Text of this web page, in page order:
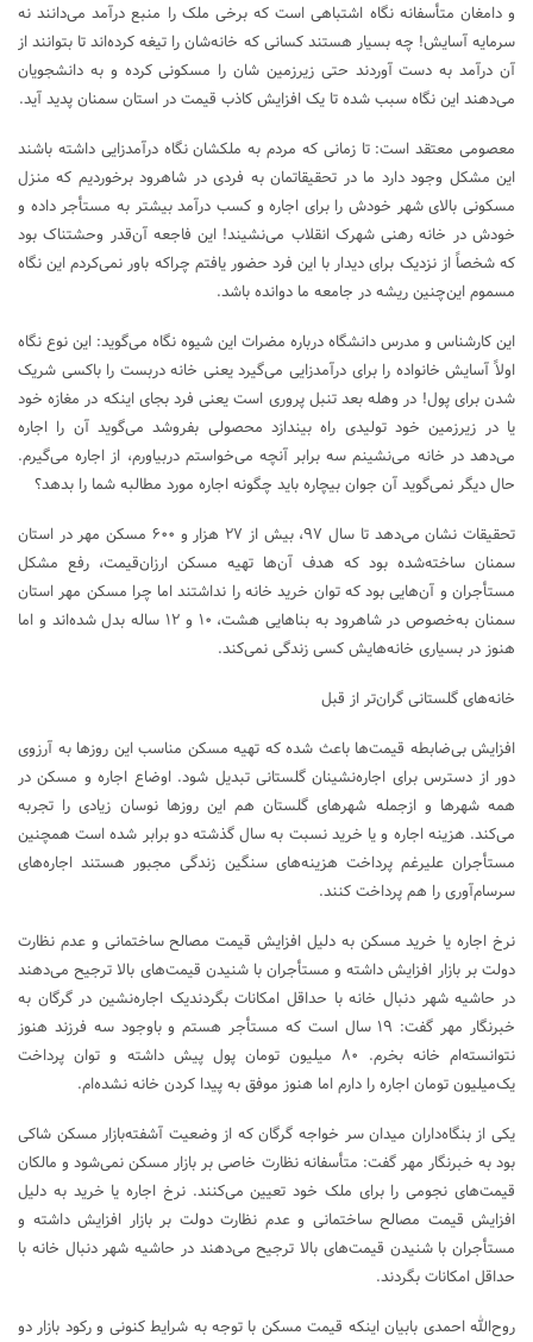
و دامغان متأسفانه نگاه اشتباهی است که برخی ملک را منبع درآمد می‌دانند نه
سرمایه آسایش! چه بسیار هستند کسانی که خانه‌شان را تیغه کرده‌اند تا بتوانند از
آن درآمد به دست آوردند حتی زیرزمین شان را مسکونی کرده و به دانشجویان
می‌دهند این نگاه سبب شده تا یک افزایش کاذب قیمت در استان سمنان پدید آید.
معصومی معتقد است: تا زمانی که مردم به ملکشان نگاه درآمدزایی داشته باشند
این مشکل وجود دارد ما در تحقیقاتمان به فردی در شاهرود برخوردیم که منزل
مسکونی بالای شهر خودش را برای اجاره و کسب درآمد بیشتر به مستأجر داده و
خودش در خانه رهنی شهرک انقلاب می‌نشیند! این فاجعه آن‌قدر وحشتناک بود
که شخصاً از نزدیک برای دیدار با این فرد حضور یافتم چراکه باور نمی‌کردم این نگاه
مسموم این‌چنین ریشه در جامعه ما دوانده باشد.
این کارشناس و مدرس دانشگاه درباره مضرات این شیوه نگاه می‌گوید: این نوع نگاه
اولاً آسایش خانواده را برای درآمدزایی می‌گیرد یعنی خانه دربست را باکسی شریک
شدن برای پول! در وهله بعد تنبل پروری است یعنی فرد بجای اینکه در مغازه خود
یا در زیرزمین خود تولیدی راه بیندازد محصولی بفروشد می‌گوید آن را اجاره
می‌دهد در خانه می‌نشینم سه برابر آنچه می‌خواستم دربیاورم، از اجاره می‌گیرم.
حال دیگر نمی‌گوید آن جوان بیچاره باید چگونه اجاره مورد مطالبه شما را بدهد؟
تحقیقات نشان می‌دهد تا سال ۹۷، بیش از ۲۷ هزار و ۶۰۰ مسکن مهر در استان
سمنان ساخته‌شده بود که هدف آن‌ها تهیه مسکن ارزان‌قیمت، رفع مشکل
مستأجران و آن‌هایی بود که توان خرید خانه را نداشتند اما چرا مسکن مهر استان
سمنان به‌خصوص در شاهرود به بناهایی هشت، ۱۰ و ۱۲ ساله بدل شده‌اند و اما
هنوز در بسیاری خانه‌هایش کسی زندگی نمی‌کند.
خانه‌های گلستانی گران‌تر از قبل
افزایش بی‌ضابطه قیمت‌ها باعث شده که تهیه مسکن مناسب این روزها به آرزوی
دور از دسترس برای اجاره‌نشینان گلستانی تبدیل شود. اوضاع اجاره و مسکن در
همه شهرها و ازجمله شهرهای گلستان هم این روزها نوسان زیادی را تجربه
می‌کند. هزینه اجاره و یا خرید نسبت به سال گذشته دو برابر شده است همچنین
مستأجران علیرغم پرداخت هزینه‌های سنگین زندگی مجبور هستند اجاره‌های
سرسام‌آوری را هم پرداخت کنند.
نرخ اجاره یا خرید مسکن به دلیل افزایش قیمت مصالح ساختمانی و عدم نظارت
دولت بر بازار افزایش داشته و مستأجران با شنیدن قیمت‌های بالا ترجیح می‌دهند
در حاشیه شهر دنبال خانه با حداقل امکانات بگردندیک اجاره‌نشین در گرگان به
خبرنگار مهر گفت: ۱۹ سال است که مستأجر هستم و باوجود سه فرزند هنوز
نتوانسته‌ام خانه بخرم. ۸۰ میلیون تومان پول پیش داشته و توان پرداخت
یک‌میلیون تومان اجاره را دارم اما هنوز موفق به پیدا کردن خانه نشده‌ام.
یکی از بنگاه‌داران میدان سر خواجه گرگان که از وضعیت آشفته‌بازار مسکن شاکی
بود به خبرنگار مهر گفت: متأسفانه نظارت خاصی بر بازار مسکن نمی‌شود و مالکان
قیمت‌های نجومی را برای ملک خود تعیین می‌کنند. نرخ اجاره یا خرید به دلیل
افزایش قیمت مصالح ساختمانی و عدم نظارت دولت بر بازار افزایش داشته و
مستأجران با شنیدن قیمت‌های بالا ترجیح می‌دهند در حاشیه شهر دنبال خانه با
حداقل امکانات بگردند.
روح‌الله احمدی بابیان اینکه قیمت مسکن با توجه به شرایط کنونی و رکود بازار دو